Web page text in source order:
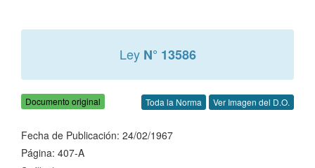
Ley N° 13586
Documento original Toda la Norma Ver Imagen del D.O.
Fecha de Publicación: 24/02/1967
Página: 407-A